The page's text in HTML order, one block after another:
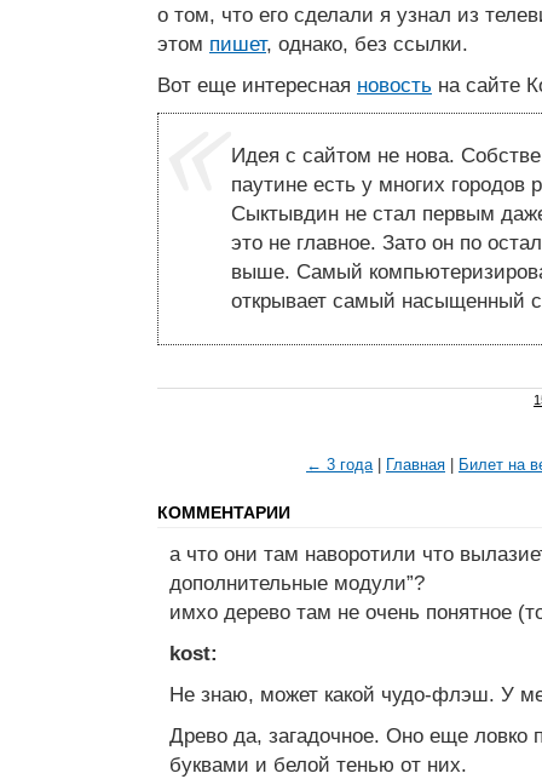
о том, что его сделали я узнал из
этом пишет, однако, без ссылки.
Вот еще интересная новость на сайте
Идея с сайтом не нова.
паутине есть у многих городов
Сыктывдин не стал первым
это не главное. Зато он по
выше. Самый
открывает самый насыщенный
← 3 года| Главная Билет на
КОММЕНТАРИИ
а что они там наворотили что
дополнительные модули”?
имхо дерево там не очень понятное
kost:
Не знаю, может какой чудо-флэш. У
Древо да, загадочное. Оно еще ловко
буквами и белой тенью от них.